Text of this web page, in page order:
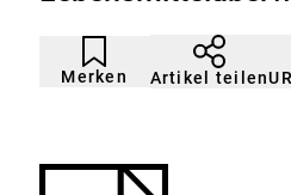
Merken
Artikel
nicht
gemerkt
Durch
Klicken
der
Artikel teilen